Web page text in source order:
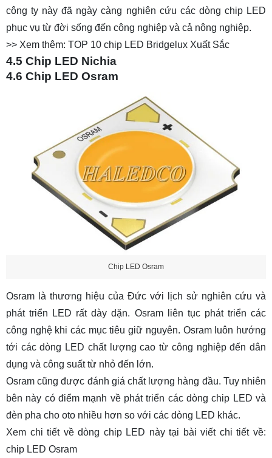
công ty này đã ngày càng nghiên cứu các dòng chip LED
phục vụ từ đời sống đến công nghiệp và cả nông nghiệp.
>> Xem thêm: TOP 10 chip LED Bridgelux Xuất Sắc
4.5 Chip LED Nichia
4.6 Chip LED Osram
Chip LED Osram
Osram là thương hiệu của Đức với lịch sử nghiên cứu và
phát triển LED rất dày dặn. Osram liên tục phát triển các
công nghệ khi các mục tiêu giữ nguyên. Osram luôn hướng
tới các dòng LED chất lượng cao từ công nghiệp đến dân
dụng và công suất từ nhỏ đến lớn.
Osram cũng được đánh giá chất lượng hàng đầu. Tuy nhiên
bên này có điểm mạnh về phát triển các dòng chip LED và
đèn pha cho oto nhiều hơn so với các dòng LED khác.
Xem chi tiết về dòng chip LED này tại bài viết chi tiết về:
chip LED Osram